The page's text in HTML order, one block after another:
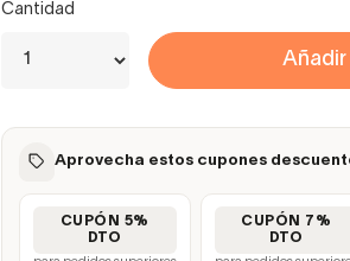
Cantidad
Aprovecha estos cupones
CUPÓN 5%
DTO
CUPÓN 7%
DTO